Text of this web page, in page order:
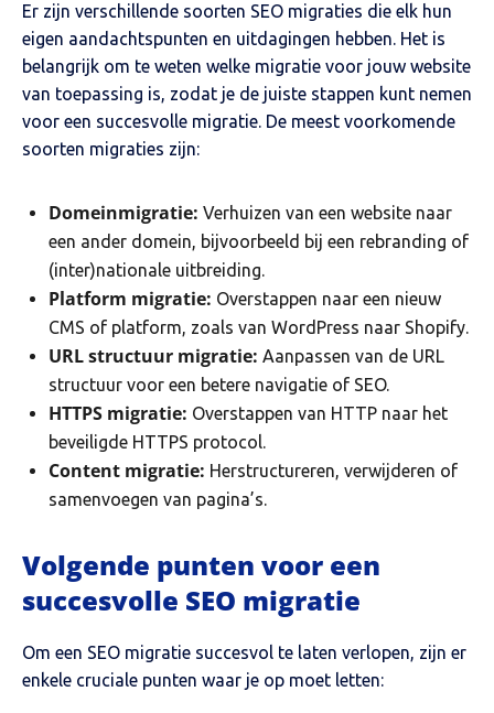
Er zijn verschillende soorten SEO migraties die elk hun
eigen aandachtspunten en uitdagingen hebben. Het is
belangrijk om te weten welke migratie voor jouw website
van toepassing is, zodat je de juiste stappen kunt nemen
voor een succesvolle migratie. De meest voorkomende
soorten migraties zijn:
Domeinmigratie: Verhuizen van een website naar
een ander domein, bijvoorbeeld bij een rebranding of
(inter)nationale uitbreiding.
Platform migratie: Overstappen naar een nieuw
CMS of platform, zoals van WordPress naar Shopify.
URL structuur migratie: Aanpassen van de URL
structuur voor een betere navigatie of SEO.
HTTPS migratie: Overstappen van HTTP naar het
beveiligde HTTPS protocol.
Content migratie: Herstructureren, verwijderen of
samenvoegen van pagina’s.
Volgende punten voor een
succesvolle SEO migratie
Om een SEO migratie succesvol te laten verlopen, zijn er
enkele cruciale punten waar je op moet letten: